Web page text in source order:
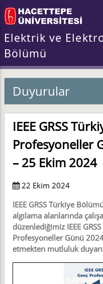
Elektrik ve
Bölümü
Duyurular
IEEE GRSS
Profesyoneller
– 25 Ekim 2024
22 Ekim 2024
IEEE GRSS Türkiye
algılama alanlarında
düzenlediğimiz IEEE
Profesyoneller Günü
etmekten mutluluk